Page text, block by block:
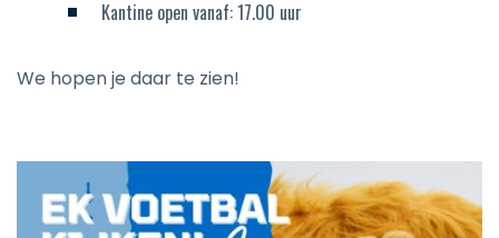
Kantine open vanaf: 17.00 uur
We hopen je daar te zien!